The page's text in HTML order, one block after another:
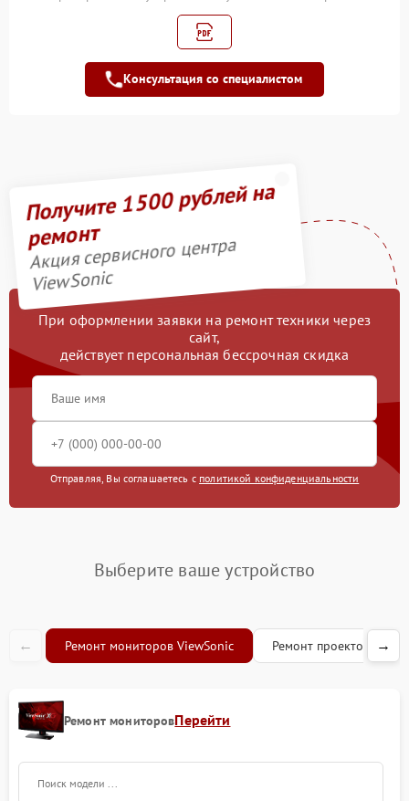
управления (мат.платы,
Замена лампы
подсветки
1400 рублей
DVI, Дисплей порта)
1500 рублей
Консультация со специалистом
Получите 1500 рублей на
ремонт
Акция сервисного центра
ViewSonic
При оформлении заявки на ремонт техники через
сайт,
действует персональная бессрочная скидка
Отправляя, Вы соглашаетесь с политикой конфиденциальности
Выберите ваше устройство
← Ремонт мониторов ViewSonic Ремонт проекторов→
Ремонт мониторовПерейти